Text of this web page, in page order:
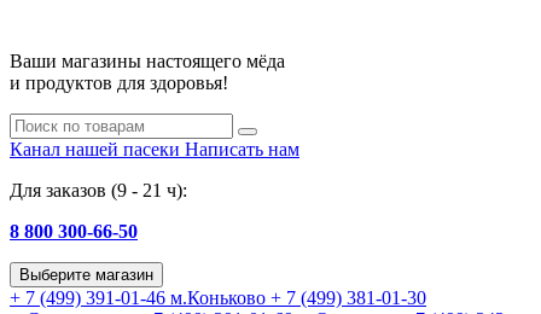
Ваши магазины настоящего мёда
и продуктов для здоровья!
Канал нашей пасеки Написать нам
Для заказов (9 - 21 ч):
8 800 300-66-50
Выберите магазин
+ 7 (499) 391-01-46 м.Коньково + 7 (499) 381-01-30